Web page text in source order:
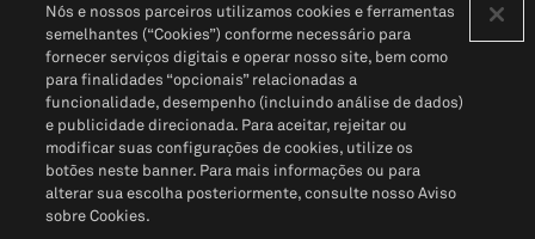
Política de PrivacidadePortal de privacidade do cliente (em inglês)
Não Venda Minhas Informações Pessoais© 2026 S&P Global
Nós e nossos parceiros utilizamos cookies e ferramentas
semelhantes (“Cookies”) conforme necessário para
fornecer serviços digitais e operar nosso site, bem como
para finalidades “opcionais” relacionadas a
funcionalidade, desempenho (incluindo análise de dados)
e publicidade direcionada. Para aceitar, rejeitar ou
modificar suas configurações de cookies, utilize os
botões neste banner. Para mais informações ou para
alterar sua escolha posteriormente, consulte nosso Aviso
sobre Cookies.